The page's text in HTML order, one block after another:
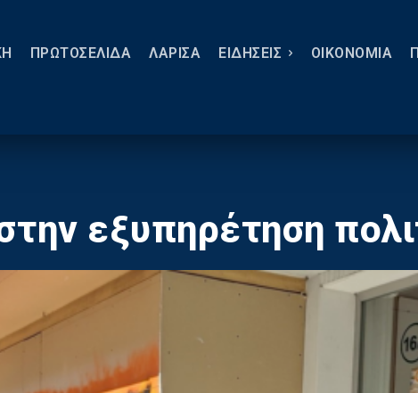
ΠΡΩΤΟΣΕΛΙΔΑ ΛΑΡΙΣΑ ΕΙΔΗΣΕΙΣ ΟΙΚΟΝΟΜΙΑ
εξυπηρέτηση